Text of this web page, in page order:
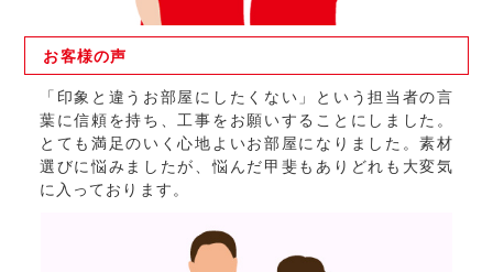
お客様の声
「印象と違うお部屋にしたくない」という担当者の言
葉に信頼を持ち、工事をお願いすることにしました。
とても満足のいく心地よいお部屋になりました。素材
選びに悩みましたが、悩んだ甲斐もありどれも大変気
に入っております。